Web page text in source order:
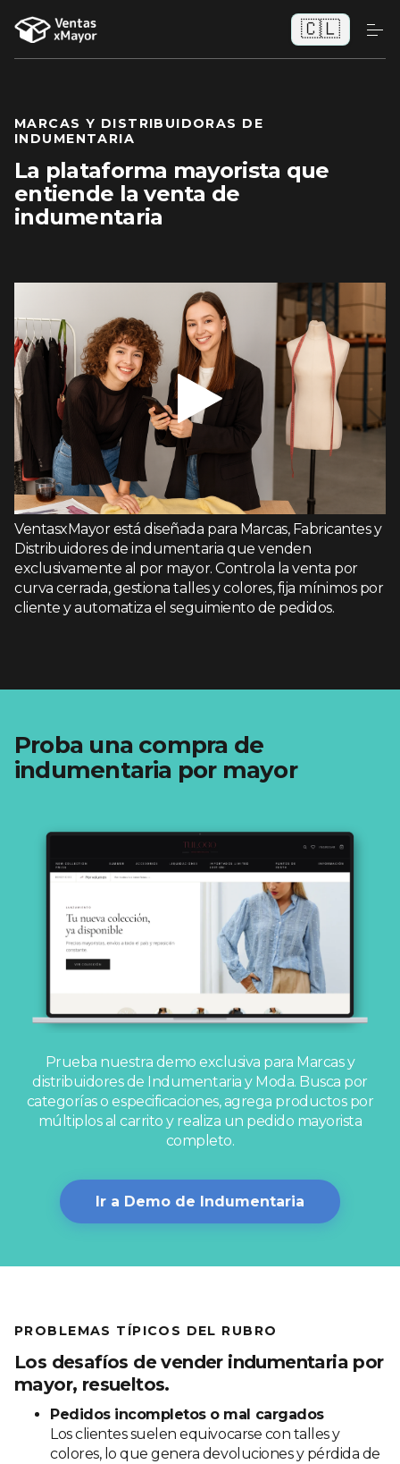
🇨🇱
MARCAS Y DISTRIBUIDORAS DE
INDUMENTARIA
La plataforma mayorista que
entiende la venta de
indumentaria
VentasxMayor está diseñada para Marcas, Fabricantes y
Distribuidores de indumentaria que venden
exclusivamente al por mayor. Controla la venta por
curva cerrada, gestiona talles y colores, fija mínimos por
cliente y automatiza el seguimiento de pedidos.
Proba una compra de
indumentaria por mayor
Prueba nuestra demo exclusiva para Marcas y
distribuidores de Indumentaria y Moda. Busca por
categorías o especificaciones, agrega productos por
múltiplos al carrito y realiza un pedido mayorista
completo.
Ir a Demo de Indumentaria
PROBLEMAS TÍPICOS DEL RUBRO
Los desafíos de vender indumentaria por
mayor, resueltos.
Pedidos incompletos o mal cargados
Los clientes suelen equivocarse con talles y
colores, lo que genera devoluciones y pérdida de